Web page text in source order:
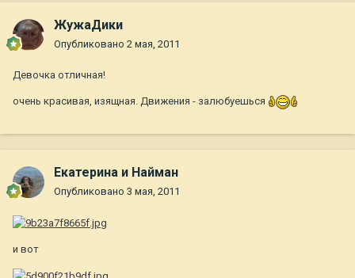
ЖужаДики
Опубликовано 2 мая, 2011
Девочка отличная!
очень красивая, изящная. Движения - залюбуешься
Екатерина и Найман
Опубликовано 3 мая, 2011
и вот